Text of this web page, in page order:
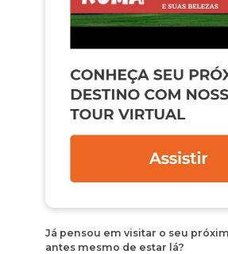
Já pensou em visitar o seu
antes mesmo de estar lá?